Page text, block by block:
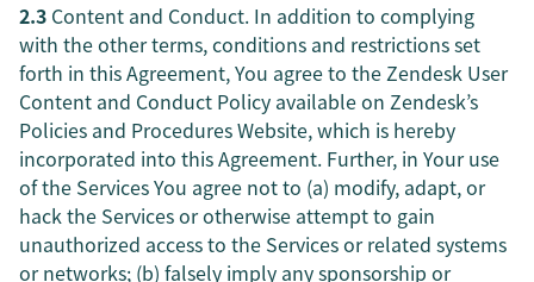
2.3 Content and Conduct. In addition to complying
with the other terms, conditions and restrictions set
forth in this Agreement, You agree to the Zendesk User
Content and Conduct Policy available on Zendesk’s
Policies and Procedures Website, which is hereby
incorporated into this Agreement. Further, in Your use
of the Services You agree not to (a) modify, adapt, or
hack the Services or otherwise attempt to gain
unauthorized access to the Services or related systems
or networks; (b) falsely imply any sponsorship or